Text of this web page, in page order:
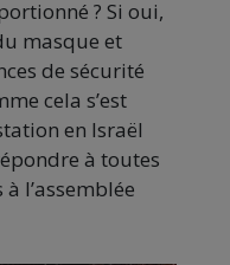
? Si oui,
masque et
de sécurité
cela s’est
en Israël
à toutes
l’assemblée